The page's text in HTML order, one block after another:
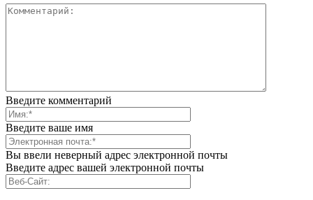
Введите комментарий
Введите ваше имя
Вы ввели неверный адрес электронной почты
Введите адрес вашей электронной почты